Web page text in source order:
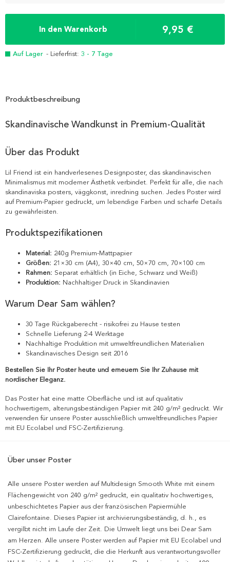
In den Warenkorb 9,95 €
Auf Lager - Lieferfrist: 3 - 7 Tage
Produktbeschreibung
Skandinavische Wandkunst in Premium-Qualität
Über das Produkt
Lil Friend ist ein handverlesenes Designposter, das skandinavischen
Minimalismus mit moderner Ästhetik verbindet. Perfekt für alle, die nach
skandinaviska posters, väggkonst, inredning suchen. Jedes Poster wird
auf Premium-Papier gedruckt, um lebendige Farben und scharfe Details
zu gewährleisten.
Produktspezifikationen
Material: 240g Premium-Mattpapier
Größen: 21×30 cm (A4), 30×40 cm, 50×70 cm, 70×100 cm
Rahmen: Separat erhältlich (in Eiche, Schwarz und Weiß)
Produktion: Nachhaltiger Druck in Skandinavien
Warum Dear Sam wählen?
30 Tage Rückgaberecht - risikofrei zu Hause testen
Schnelle Lieferung 2-4 Werktage
Nachhaltige Produktion mit umweltfreundlichen Materialien
Skandinavisches Design seit 2016
Bestellen Sie Ihr Poster heute und erneuern Sie Ihr Zuhause mit
nordischer Eleganz.
Das Poster hat eine matte Oberfläche und ist auf qualitativ
hochwertigem, alterungsbeständigen Papier mit 240 g/m² gedruckt. Wir
verwenden für unsere Poster ausschließlich umweltfreundliches Papier
mit EU Ecolabel und FSC-Zertifizierung.
Über unser Poster
Alle unsere Poster werden auf Multidesign Smooth White mit einem
Flächengewicht von 240 g/m² gedruckt, ein qualitativ hochwertiges,
unbeschichtetes Papier aus der französischen Papiermühle
Clairefontaine. Dieses Papier ist archivierungsbeständig, d. h., es
vergilbt nicht im Laufe der Zeit. Die Umwelt liegt uns bei Dear Sam
am Herzen. Alle unsere Poster werden auf Papier mit EU Ecolabel und
FSC-Zertifizierung gedruckt, die die Herkunft aus verantwortungsvoller